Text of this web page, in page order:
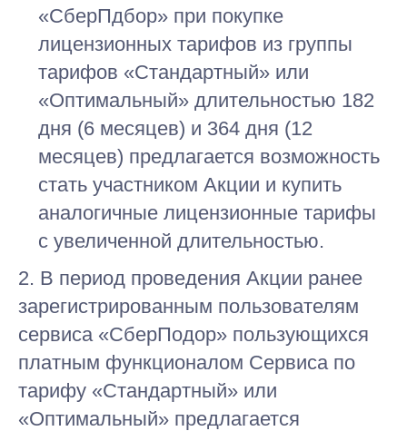
«СберПдбор» при покупке
лицензионных тарифов из группы
тарифов «Стандартный» или
«Оптимальный» длительностью 182
дня (6 месяцев) и 364 дня (12
месяцев) предлагается возможность
стать участником Акции и купить
аналогичные лицензионные тарифы
с увеличенной длительностью.
2. В период проведения Акции ранее
зарегистрированным пользователям
сервиса «СберПодор» пользующихся
платным функционалом Сервиса по
тарифу «Стандартный» или
«Оптимальный» предлагается